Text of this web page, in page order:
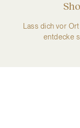
Lass dich vor
entdecke